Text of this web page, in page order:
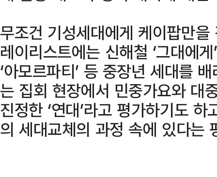
무조건 기성세대에게 케이팝만
레이리스트에는 신해철 ‘그대에
‘아모르파티’ 등 중장년 세대를
는 집회 현장에서 민중가요와 대
진정한 ‘연대’라고 평가하기도
의 세대교체의 과정 속에 있다는